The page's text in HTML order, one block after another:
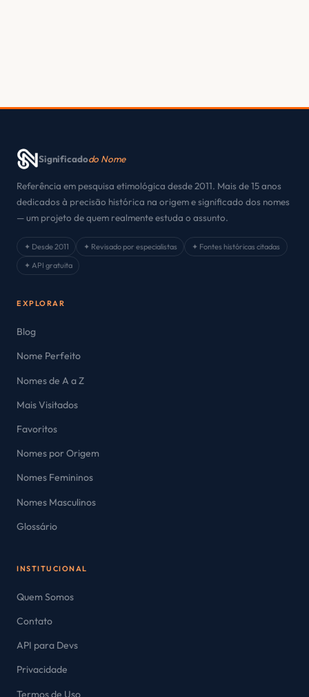
Significadodo Nome
Referência em pesquisa etimológica desde 2011. Mais de 15 anos
dedicados à precisão histórica na origem e significado dos nomes
— um projeto de quem realmente estuda o assunto.
✦ Desde 2011 ✦ Revisado por especialistas
✦ Fontes históricas citadas
✦ API gratuita
EXPLORAR
Blog
Nome Perfeito
Nomes de A a Z
Mais Visitados
Favoritos
Nomes por Origem
Nomes Femininos
Nomes Masculinos
Glossário
INSTITUCIONAL
Quem Somos
Contato
API para Devs
Privacidade
Termos de Uso